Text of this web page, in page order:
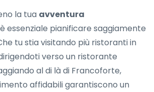
la tua avventura
essenziale pianificare saggiamente
tu stia visitando più ristoranti in
verso un ristorante
al di là di Francoforte,
affidabili garantiscono un